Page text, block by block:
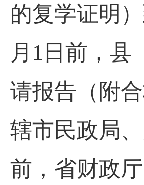
的复学证明
月1日前，县
请报告（附
辖市民政局
前，省财政